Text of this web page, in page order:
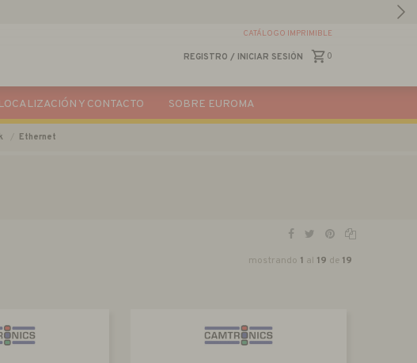
REGISTRO / INICIAR SESIÓN 0
CATÁLOGO IMPRIMIBLE
LOCALIZACIÓN Y CONTACTO SOBRE EUROMA
Ethernet
mostrando 1 al 19 de 19